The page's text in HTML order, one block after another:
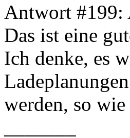
Antwort #199:
Das ist eine
Ich denke, es
werden, so